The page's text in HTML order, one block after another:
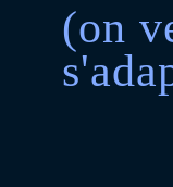
(on